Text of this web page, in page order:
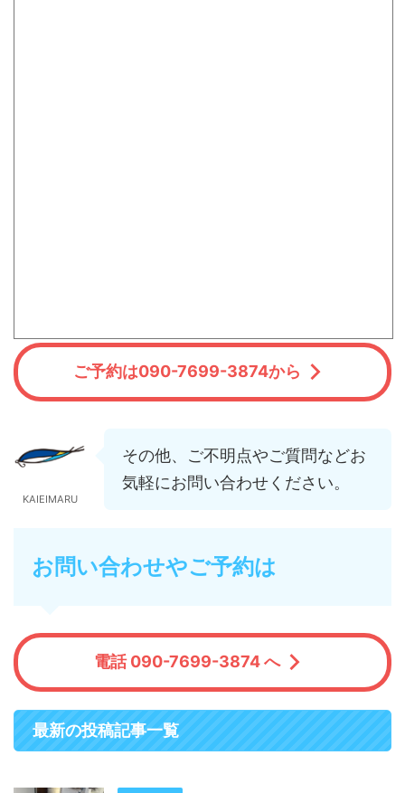
ご予約は090-7699-3874から
KAIEIMARU
その他、ご不明点やご質問などお
気軽にお問い合わせください。
お問い合わせやご予約は
電話 090-7699-3874 へ
最新の投稿記事一覧